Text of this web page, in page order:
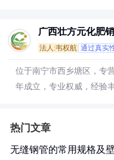
广西壮方元化肥
法人:韦权航 通过真实
位于南宁市西乡塘区，专
年成立，专业权威，经验
热门文章
无缝钢管的常用规格及